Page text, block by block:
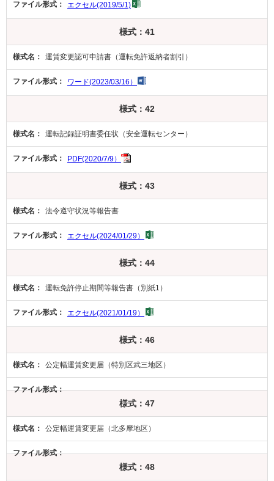
エクセル(2019/5/1)
様式：41
運賃変更認可申請書（運転免許返納者割引）
ワード(2023/03/16）
様式：42
運転記録証明書委任状（安全運転センター）
PDF(2020/7/9）
様式：43
法令遵守状況等報告書
エクセル(2024/01/29）
様式：44
運転免許停止期間等報告書（別紙1）
エクセル(2021/01/19）
様式：46
公定幅運賃変更届（特別区武三地区）
様式：47
公定幅運賃変更届（北多摩地区）
様式：48